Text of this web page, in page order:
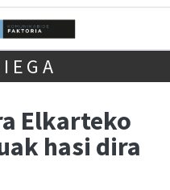
Elkarteko
hasi dira